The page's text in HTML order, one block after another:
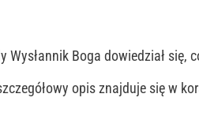
Wysłannik Boga dowiedział się,
opis znajduje się w